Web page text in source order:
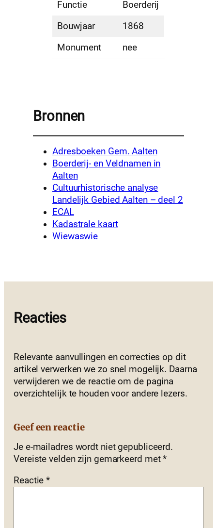
Functie
Boerderij
Bouwjaar
1868
Monument
nee
Bronnen
Adresboeken Gem. Aalten
Boerderij- en Veldnamen in
Aalten
Cultuurhistorische analyse
Landelijk Gebied Aalten – deel 2
ECAL
Kadastrale kaart
Wiewaswie
Reacties
Relevante aanvullingen en correcties op dit
artikel verwerken we zo snel mogelijk. Daarna
verwijderen we de reactie om de pagina
overzichtelijk te houden voor andere lezers.
Geef een reactie
Je e-mailadres wordt niet gepubliceerd.
Vereiste velden zijn gemarkeerd met*
Reactie*